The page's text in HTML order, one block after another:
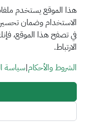
هذا الموقع يستخدم
الاستخدام وضمان تحسين
في تصفح هذا الموقع،
الارتباط.
الشروط والأحكام|سياسة